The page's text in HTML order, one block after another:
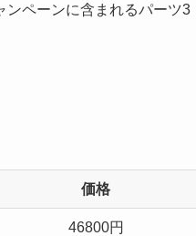
ンペーンに含まれるパーツ3
価格
46800円